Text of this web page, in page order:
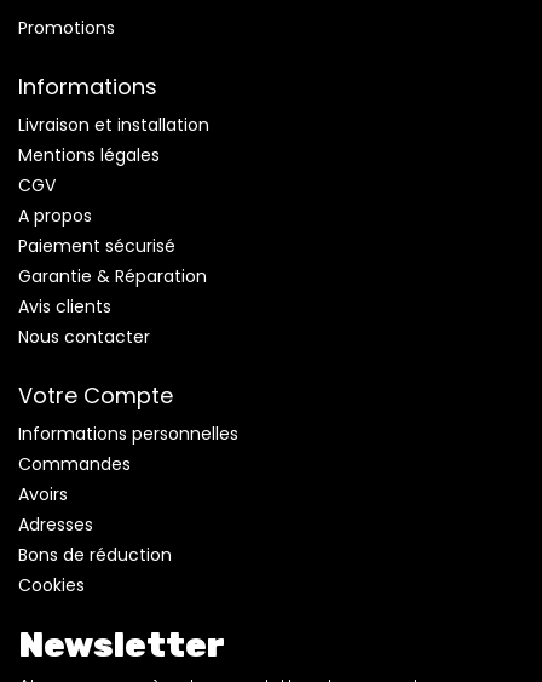
Promotions
Informations
Livraison et installation
Mentions légales
CGV
A propos
Paiement sécurisé
Garantie & Réparation
Avis clients
Nous contacter
Votre Compte
Informations personnelles
Commandes
Avoirs
Adresses
Bons de réduction
Cookies
Newsletter